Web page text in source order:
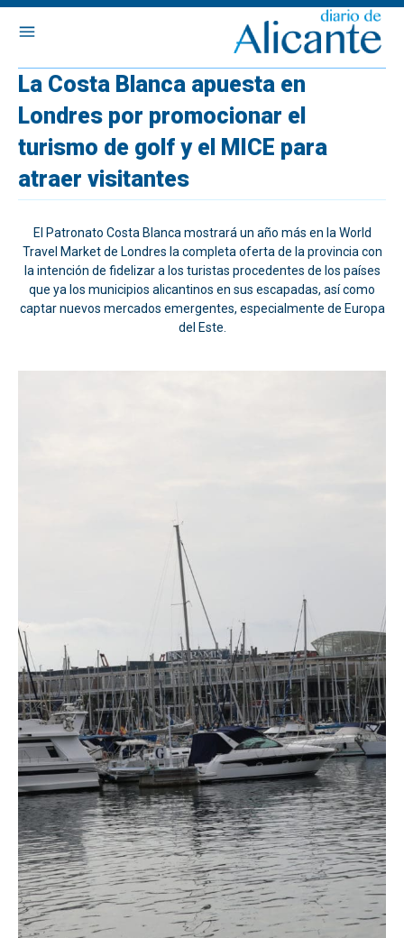
La Costa Blanca apuesta en
Londres por promocionar el
turismo de golf y el MICE para
atraer visitantes
El Patronato Costa Blanca mostrará un año más en la World
Travel Market de Londres la completa oferta de la provincia con
la intención de fidelizar a los turistas procedentes de los países
que ya los municipios alicantinos en sus escapadas, así como
captar nuevos mercados emergentes, especialmente de Europa
del Este.